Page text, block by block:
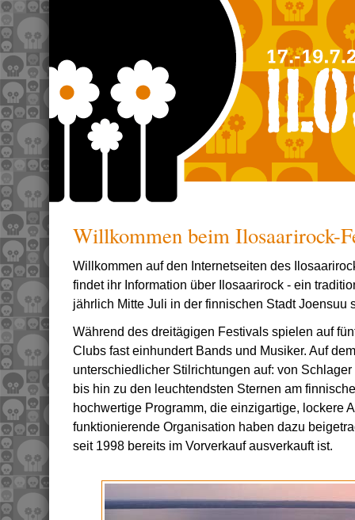
Willkommen beim Ilosaarirock-
Willkommen auf den Internetseiten des
findet ihr Information über Ilosaarirock - ein
jährlich Mitte Juli in der finnischen Stadt Joensuu
Während des dreitägigen Festivals spielen auf
Clubs fast einhundert Bands und Musiker. Auf
unterschiedlicher Stilrichtungen auf: von
bis hin zu den leuchtendsten Sternen am
hochwertige Programm, die einzigartige, lockere
funktionierende Organisation haben dazu
seit 1998 bereits im Vorverkauf ausverkauft ist.